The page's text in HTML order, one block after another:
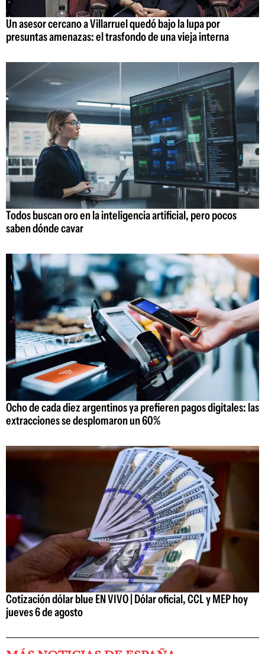
Un asesor cercano a Villarruel quedó bajo la lupa por
presuntas amenazas: el trasfondo de una vieja interna
Todos buscan oro en la inteligencia artificial, pero pocos
saben dónde cavar
Ocho de cada diez argentinos ya prefieren pagos digitales: las
extracciones se desplomaron un 60%
Cotización dólar blue EN VIVO | Dólar oficial, CCL y MEP hoy
jueves 6 de agosto